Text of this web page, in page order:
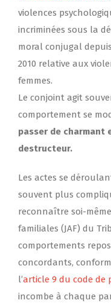
violences
incriminées sous la
moral conjugal
2010 relative aux
femmes.
Le conjoint agit
comportement se
passer de charmant
destructeur.
Les actes se
souvent plus
reconnaître soi-
familiales (JAF) du
comportements
concordants,
l’article 9 du code de
incombe à chaque